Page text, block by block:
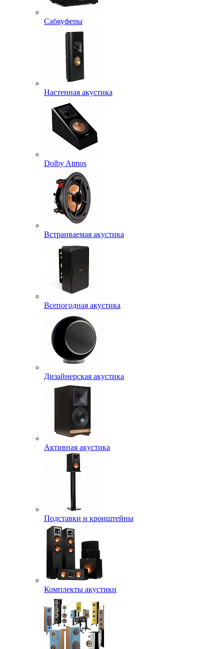
Сабвуферы
Настенная акустика
Dolby Atmos
Встраиваемая акустика
Всепогодная акустика
Дизайнерская акустика
Активная акустика
Подставки и кронштейны
Комплекты акустики